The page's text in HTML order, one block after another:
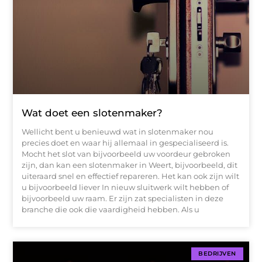
Wat doet een slotenmaker?
Wellicht bent u benieuwd wat in slotenmaker nou
precies doet en waar hij allemaal in gespecialiseerd is.
Mocht het slot van bijvoorbeeld uw voordeur gebroken
zijn, dan kan een slotenmaker in Weert, bijvoorbeeld, dit
uiteraard snel en effectief repareren. Het kan ook zijn wilt
u bijvoorbeeld liever In nieuw sluitwerk wilt hebben of
bijvoorbeeld uw raam. Er zijn zat specialisten in deze
branche die ook die vaardigheid hebben. Als u
BEDRIJVEN